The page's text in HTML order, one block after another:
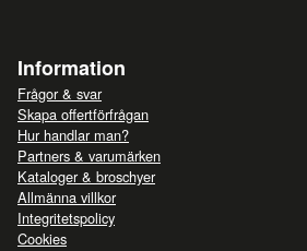
Information
Frågor & svar
Skapa offertförfrågan
Hur handlar man?
Partners & varumärken
Kataloger & broschyer
Allmänna villkor
Integritetspolicy
Cookies